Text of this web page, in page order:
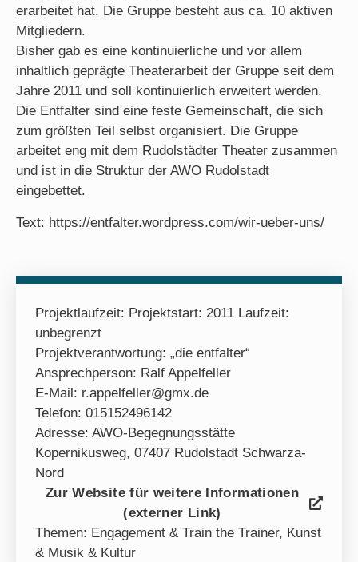
erarbeitet hat. Die Gruppe besteht aus ca. 10 aktiven
Mitgliedern.
Bisher gab es eine kontinuierliche und vor allem
inhaltlich geprägte Theaterarbeit der Gruppe seit dem
Jahre 2011 und soll kontinuierlich erweitert werden.
Die Entfalter sind eine feste Gemeinschaft, die sich
zum größten Teil selbst organisiert. Die Gruppe
arbeitet eng mit dem Rudolstädter Theater zusammen
und ist in die Struktur der AWO Rudolstadt
eingebettet.
Text: https://entfalter.wordpress.com/wir-ueber-uns/
Projektlaufzeit: Projektstart: 2011 Laufzeit:
unbegrenzt
Projektverantwortung: „die entfalter“
Ansprechperson: Ralf Appelfeller
E-Mail: r.appelfeller@gmx.de
Telefon: 015152496142
Adresse: AWO-Begegnungsstätte
Kopernikusweg, 07407 Rudolstadt Schwarza-
Nord
Zur Website für weitere Informationen
(externer Link)
Themen: Engagement & Train the Trainer, Kunst
& Musik & Kultur